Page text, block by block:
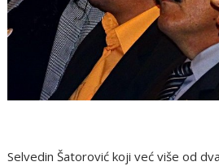
Selvedin Šatorović koji već više od